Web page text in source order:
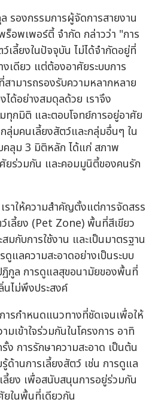
รองกรรมการผู้จัดการสายงาน
อพเพอร์ตี้ จำกัด กล่าวว่า "การ
เลี้ยงในปัจจุบัน ไม่ได้จำกัดอยู่ที่
เดียว แต่ต้องอาศัยระบบการ
ามารถรองรับความหลากหลาย
ด้อย่างสมดุลด้วย เราจึง
ทุกมิติ และตอบโจทย์การอยู่อาศัย
มคนเลี้ยงสัตว์และกลุ่มอื่นๆ ใน
คลุม 3 มิติหลัก ได้แก่ สภาพ
ยร่วมกัน และคอมมูนิตี้ของคนรัก
าให้ความสำคัญตั้งแต่การจัดสรร
เลี้ยง (Pet Zone) พื้นที่สีเขียว
มกับการใช้งาน และเป็นมาตรฐาน
ลความสะอาดอย่างเป็นระบบ
กูล การดูแลสุขอนามัยของพื้นที่
นไม่พึงประสงค์
ารกำหนดแนวทางที่ชัดเจนเพื่อให้
มเข้าใจร่วมกันในโครงการ อาทิ
ง การรักษาความสะอาด เป็นต้น
านการเลี้ยงสัตว์ เช่น การดูแล
ยง เพื่อสนับสนุนการอยู่ร่วมกัน
ยในพื้นที่เดียวกัน